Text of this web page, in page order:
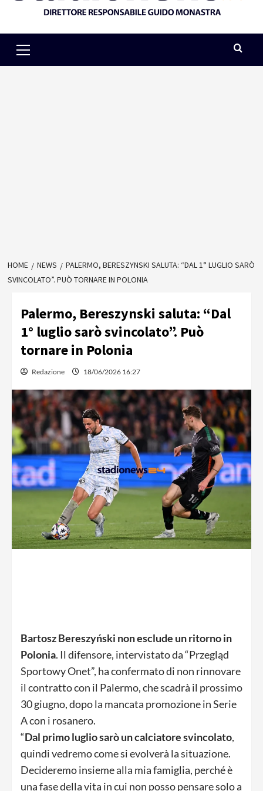
Menu
HOME NEWS
PALERMO, BERESZYNSKI SALUTA: “DAL 1° LUGLIO SARÒ
SVINCOLATO”. PUÒ TORNARE IN POLONIA
Palermo, Bereszynski saluta: “Dal
1° luglio sarò svincolato”. Può
tornare in Polonia
Redazione 18/06/2026 16:27
Bartosz Bereszyński non esclude un ritorno in
Polonia. Il difensore, intervistato da “Przegląd
Sportowy Onet”, ha confermato di non rinnovare
il contratto con il Palermo, che scadrà il prossimo
30 giugno, dopo la mancata promozione in Serie
A con i rosanero.
“Dal primo luglio sarò un calciatore svincolato,
quindi vedremo come si evolverà la situazione.
Decideremo insieme alla mia famiglia, perché è
una fase della vita in cui non posso pensare solo a